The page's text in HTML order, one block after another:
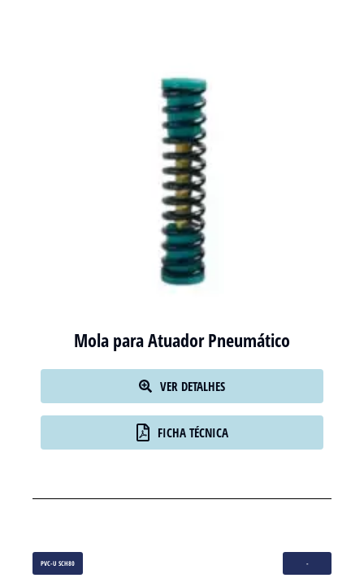
Mola para Atuador Pneumático
VER DETALHES
FICHA TÉCNICA
PVC-U SCH80